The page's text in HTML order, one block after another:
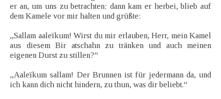
er an, um uns zu betrachten; dann kam er herbei, blieb auf
dem Kamele vor mir halten und grüßte:
„Sallam aaleïkum! Wirst du mir erlauben, Herr, mein Kamel
aus diesem Bir atschahn zu tränken und auch meinen
eigenen Durst zu stillen?“
„Aaleïkum sallam! Der Brunnen ist für jedermann da, und
ich kann dich nicht hindern, zu thun, was dir beliebt.“